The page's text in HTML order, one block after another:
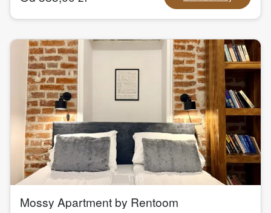
1 /13
Mossy Apartment by Rentoom